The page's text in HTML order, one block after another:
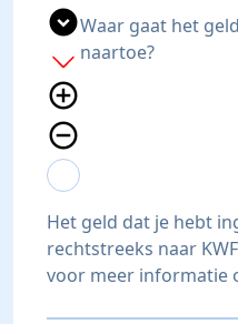
expand_circle_down
add
add_circle_outline
remove_circle_outline
expand_more
expand_less
Waar gaat het
naartoe?
Het geld dat je hebt
rechtstreeks naar
voor meer informatie